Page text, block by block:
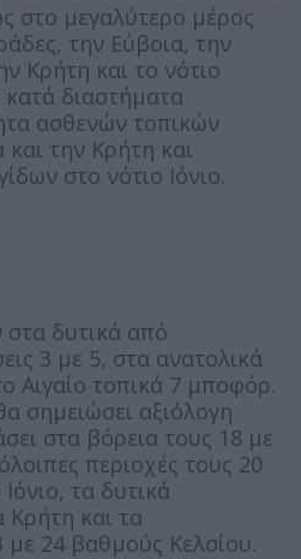
στο μεγαλύτερο μέρος
την Εύβοια, την
Κρήτη και το νότιο
κατά διαστήματα
ασθενών τοπικών
την Κρήτη και
στο νότιο Ιόνιο.
δυτικά από
3 με 5, στα ανατολικά
Αιγαίο τοπικά 7 μποφόρ.
σημειώσει αξιόλογη
στα βόρεια τους 18 με
περιοχές τους 20
τα δυτικά
Κρήτη και τα
24 βαθμούς Κελσίου.